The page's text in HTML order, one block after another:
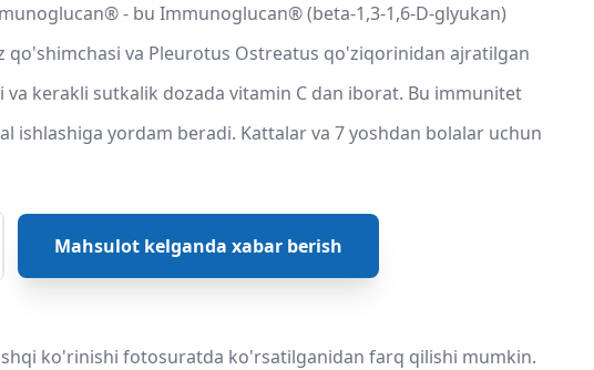
- bu Immunoglucan® (beta-1,3-1,6-D-glyukan)
qo'shimchasi va Pleurotus Ostreatus qo'ziqorinidan ajratilgan
va kerakli sutkalik dozada vitamin C dan iborat. Bu immunitet
ishlashiga yordam beradi. Kattalar va 7 yoshdan bolalar uchun
Mahsulot kelganda xabar berish
ko'rinishi fotosuratda ko'rsatilganidan farq qilishi mumkin.